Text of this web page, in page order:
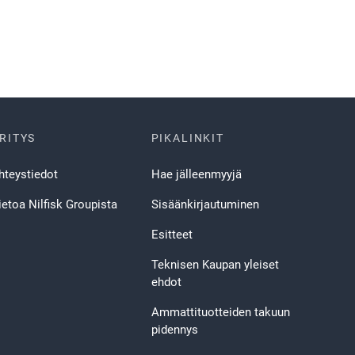
Nilfisk Groupista
PIKALINKIT
Hae jälleenmyyjä
Sisäänkirjautuminen
Esitteet
Teknisen Kaupan yleiset
ehdot
Ammattituotteiden takuun
pidennys